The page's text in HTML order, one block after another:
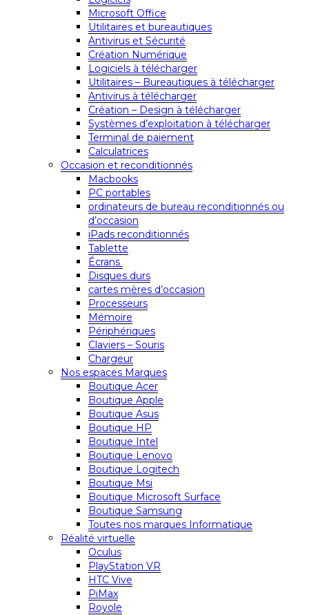
Microsoft Office
Utilitaires et bureautiques
Antivirus et Sécurité
Création Numérique
Logiciels à télécharger
Utilitaires – Bureautiques à télécharger
Antivirus à télécharger
Création – Design à télécharger
Systèmes d’exploitation à télécharger
Terminal de paiement
Calculatrices
Occasion et reconditionnés
Macbooks
PC portables
ordinateurs de bureau reconditionnés ou
d’occasion
iPads reconditionnés
Tablette
Écrans
Disques durs
cartes mères d’occasion
Processeurs
Mémoire
Périphériques
Claviers – Souris
Chargeur
Nos espaces Marques
Boutique Acer
Boutique Apple
Boutique Asus
Boutique HP
Boutique Intel
Boutique Lenovo
Boutique Logitech
Boutique Msi
Boutique Microsoft Surface
Boutique Samsung
Toutes nos marques Informatique
Réalité virtuelle
Oculus
PlayStation VR
HTC Vive
PiMax
Royole